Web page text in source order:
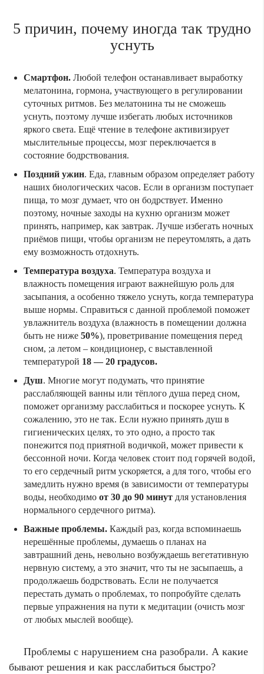
5 причин, почему иногда так трудно
уснуть
Смартфон. Любой телефон останавливает выработку
мелатонина, гормона, участвующего в регулировании
суточных ритмов. Без мелатонина ты не сможешь
уснуть, поэтому лучше избегать любых источников
яркого света. Ещё чтение в телефоне активизирует
мыслительные процессы, мозг переключается в
состояние бодрствования.
Поздний ужин. Еда, главным образом определяет работу
наших биологических часов. Если в организм поступает
пища, то мозг думает, что он бодрствует. Именно
поэтому, ночные заходы на кухню организм может
принять, например, как завтрак. Лучше избегать ночных
приёмов пищи, чтобы организм не переутомлять, а дать
ему возможность отдохнуть.
Температура воздуха. Температура воздуха и
влажность помещения играют важнейшую роль для
засыпания, а особенно тяжело уснуть, когда температура
выше нормы. Справиться с данной проблемой поможет
увлажнитель воздуха (влажность в помещении должна
быть не ниже 50%), проветривание помещения перед
сном, ;а летом – кондиционер, с выставленной
температурой 18 — 20 градусов.
Душ. Многие могут подумать, что принятие
расслабляющей ванны или тёплого душа перед сном,
поможет организму расслабиться и поскорее уснуть. К
сожалению, это не так. Если нужно принять душ в
гигиенических целях, то это одно, а просто так
понежится под приятной водичкой, может привести к
бессонной ночи. Когда человек стоит под горячей водой,
то его сердечный ритм ускоряется, а для того, чтобы его
замедлить нужно время (в зависимости от температуры
воды, необходимо от 30 до 90 минут для установления
нормального сердечного ритма).
Важные проблемы. Каждый раз, когда вспоминаешь
нерешённые проблемы, думаешь о планах на
завтрашний день, невольно возбуждаешь вегетативную
нервную систему, а это значит, что ты не засыпаешь, а
продолжаешь бодрствовать. Если не получается
перестать думать о проблемах, то попробуйте сделать
первые упражнения на пути к медитации (очисть мозг
от любых мыслей вообще).
Проблемы с нарушением сна разобрали. А какие
бывают решения и как расслабиться быстро?